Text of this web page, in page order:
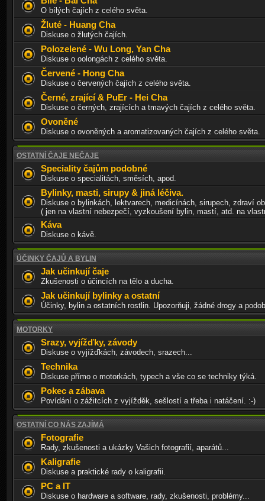
O bílých čajích z celého světa.
Žluté - Huang Cha
Diskuse o žlutých čajích.
Polozelené - Wu Long, Yan Cha
Diskuse o oolongách z celého světa.
Červené - Hong Cha
Diskuse o červených čajích z celého světa.
Černé, zrající & PuEr - Hei Cha
Diskuse o černých, zrajících a tmavých čajích z celého světa.
Ovoněné
Diskuse o ovoněných a aromatizovaných čajích z celého světa.
OSTATNÍ ČAJE NEČAJE
Speciality čajům podobné
Diskuse o specialitách, směsích, apod.
Bylinky, masti, sirupy & jiná léčiva.
Diskuse o bylinkách, lektvarech, medicínách, sirupech, zdraví
( jen na vlastní nebezpečí, vyzkoušení bylin, mastí, atd. na
Káva
Diskuse o kávě.
ÚČINKY ČAJŮ A BYLIN
Jak učinkují čaje
Zkušenosti o účincích na tělo a ducha.
Jak učinkují bylinky a ostatní
Účinky, bylin a ostatních rostlin. Upozorňuji, žádné drogy a
MOTORKY
Srazy, vyjížďky, závody
Diskuse o vyjížďkách, závodech, srazech...
Technika
Diskuse přímo o motorkách, typech a vše co se techniky týká.
Pokec a zábava
Povídání o zážitcích z vyjížděk, sešlostí a třeba i natáčení. :-)
OSTATNÍ CO NÁS ZAJÍMÁ
Fotografie
Rady, zkušenosti a ukázky Vašich fotografií, aparátů...
Kaligrafie
Diskuse a praktické rady o kaligrafii.
PC a IT
Diskuse o hardware a software, rady, zkušenosti, problémy...